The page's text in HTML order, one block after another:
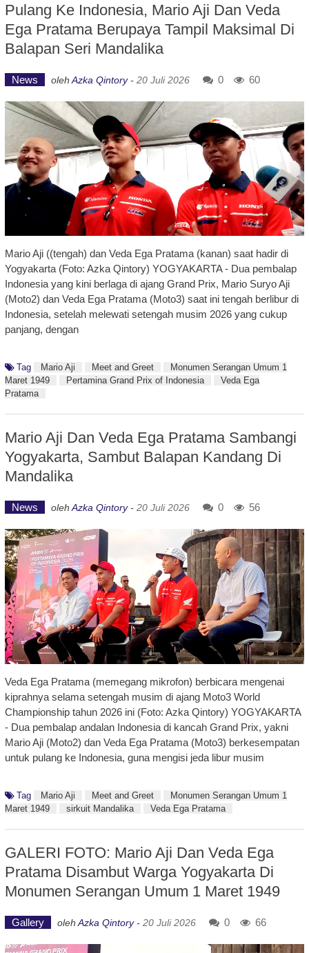
Pulang Ke Indonesia, Mario Aji Dan Veda
Ega Pratama Berupaya Tampil Maksimal Di
Balapan Seri Mandalika
News oleh Azka Qintory- 20 Juli 2026 0 60
Mario Aji ((tengah) dan Veda Ega Pratama (kanan) saat hadir di
Yogyakarta (Foto: Azka Qintory) YOGYAKARTA - Dua pembalap
Indonesia yang kini berlaga di ajang Grand Prix, Mario Suryo Aji
(Moto2) dan Veda Ega Pratama (Moto3) saat ini tengah berlibur di
Indonesia, setelah melewati setengah musim 2026 yang cukup
panjang, dengan
Tag Mario Aji Meet and Greet
Monumen Serangan Umum 1
Maret 1949
Pertamina Grand Prix of Indonesia
Veda Ega
Pratama
Mario Aji Dan Veda Ega Pratama Sambangi
Yogyakarta, Sambut Balapan Kandang Di
Mandalika
News olehAzka Qintory- 20 Juli 2026 0 56
Veda Ega Pratama (memegang mikrofon) berbicara mengenai
kiprahnya selama setengah musim di ajang Moto3 World
Championship tahun 2026 ini (Foto: Azka Qintory) YOGYAKARTA
- Dua pembalap andalan Indonesia di kancah Grand Prix, yakni
Mario Aji (Moto2) dan Veda Ega Pratama (Moto3) berkesempatan
untuk pulang ke Indonesia, guna mengisi jeda libur musim
Tag Mario Aji Meet and Greet
Monumen Serangan Umum 1
Maret 1949
sirkuit Mandalika Veda Ega Pratama
GALERI FOTO: Mario Aji Dan Veda Ega
Pratama Disambut Warga Yogyakarta Di
Monumen Serangan Umum 1 Maret 1949
Gallery oleh Azka Qintory- 20 Juli 2026 0 66